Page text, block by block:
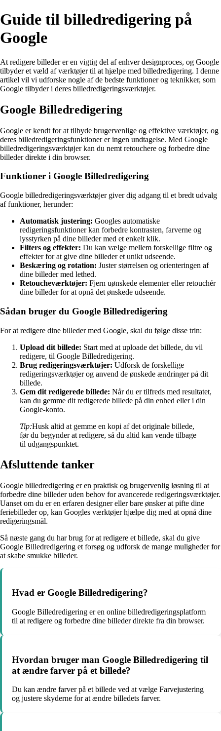
Guide til billedredigering på
Google
At redigere billeder er en vigtig del af enhver designproces, og Google
tilbyder et væld af værktøjer til at hjælpe med billedredigering. I denne
artikel vil vi udforske nogle af de bedste funktioner og teknikker, som
Google tilbyder i deres billedredigeringsværktøjer.
Google Billedredigering
Google er kendt for at tilbyde brugervenlige og effektive værktøjer, og
deres billedredigeringsfunktioner er ingen undtagelse. Med Google
billedredigeringsværktøjer kan du nemt retouchere og forbedre dine
billeder direkte i din browser.
Funktioner i Google Billedredigering
Google billedredigeringsværktøjer giver dig adgang til et bredt udvalg
af funktioner, herunder:
Automatisk justering: Googles automatiske
redigeringsfunktioner kan forbedre kontrasten, farverne og
lysstyrken på dine billeder med et enkelt klik.
Filters og effekter: Du kan vælge mellem forskellige filtre og
effekter for at give dine billeder et unikt udseende.
Beskæring og rotation: Juster størrelsen og orienteringen af
dine billeder med lethed.
Retoucheværktøjer: Fjern uønskede elementer eller retouchér
dine billeder for at opnå det ønskede udseende.
Sådan bruger du Google Billedredigering
For at redigere dine billeder med Google, skal du følge disse trin:
Upload dit billede: Start med at uploade det billede, du vil
redigere, til Google Billedredigering.
Brug redigeringsværktøjer: Udforsk de forskellige
redigeringsværktøjer og anvend de ønskede ændringer på dit
billede.
Gem dit redigerede billede: Når du er tilfreds med resultatet,
kan du gemme dit redigerede billede på din enhed eller i din
Google-konto.
Tip:Husk altid at gemme en kopi af det originale billede,
før du begynder at redigere, så du altid kan vende tilbage
til udgangspunktet.
Afsluttende tanker
Google billedredigering er en praktisk og brugervenlig løsning til at
forbedre dine billeder uden behov for avancerede redigeringsværktøjer.
Uanset om du er en erfaren designer eller bare ønsker at pifte dine
feriebilleder op, kan Googles værktøjer hjælpe dig med at opnå dine
redigeringsmål.
Så næste gang du har brug for at redigere et billede, skal du give
Google Billedredigering et forsøg og udforsk de mange muligheder for
at skabe smukke billeder.
Hvad er Google Billedredigering?
Google Billedredigering er en online billedredigeringsplatform
til at redigere og forbedre dine billeder direkte fra din browser.
Hvordan bruger man Google Billedredigering til
at ændre farver på et billede?
Du kan ændre farver på et billede ved at vælge Farvejustering
og justere skyderne for at ændre billedets farver.